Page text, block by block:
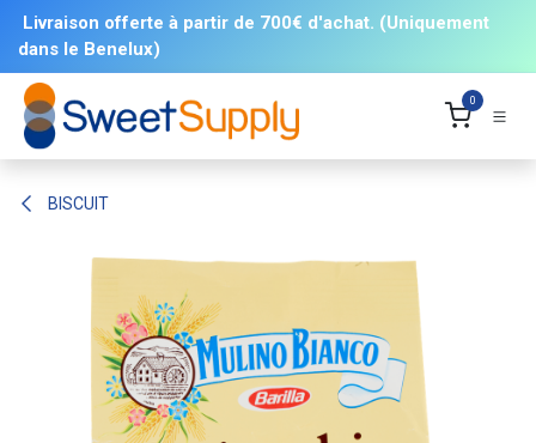
Livraison offerte à partir de 700€ d'achat. (Uniquement
dans le Benelux)
0
BISCUIT